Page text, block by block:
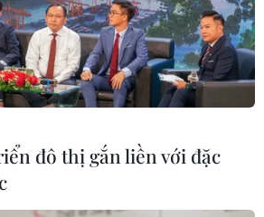
đô thị gắn liền với đặc